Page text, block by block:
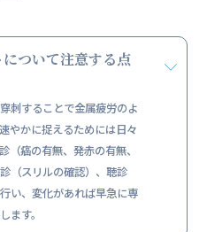
ついて注意する点
刺することで金属疲労のよ
やかに捉えるためには日々
（癌の有無、発赤の有無、
（スリルの確認）、聴診
い、変化があれば早急に専
ます。